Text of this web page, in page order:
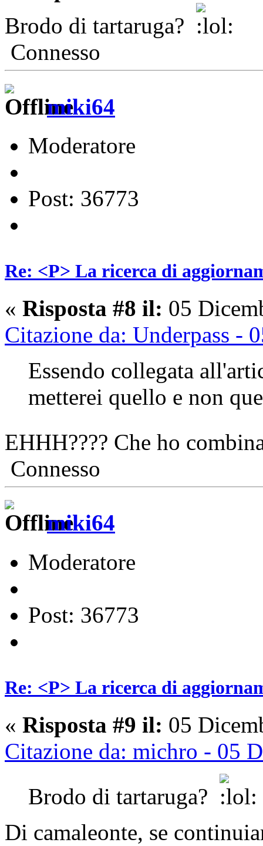
Brodo di tartaruga?
Connesso
miki64
Moderatore
Post: 36773
Re: <P> La ricerca di
« Risposta #8 il: 05
Citazione da: Underpass -
Essendo collegata
metterei quello e non
EHHH???? Che ho
Connesso
miki64
Moderatore
Post: 36773
Re: <P> La ricerca di
« Risposta #9 il: 05
Citazione da: michro - 05
Brodo di tartaruga?
Di camaleonte, se